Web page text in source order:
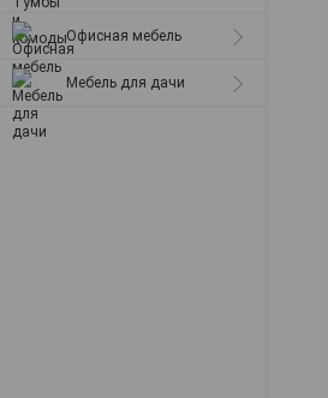
Офисная мебель
Мебель для дачи